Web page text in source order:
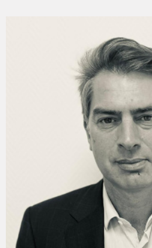
FRANÇOIS-XAVIER GUIS